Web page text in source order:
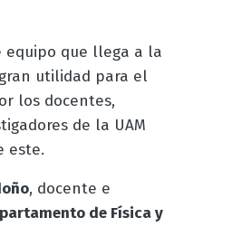
equipo que llega a la
utilidad para el
los docentes,
de la UAM
este.
, docente e
de Física y